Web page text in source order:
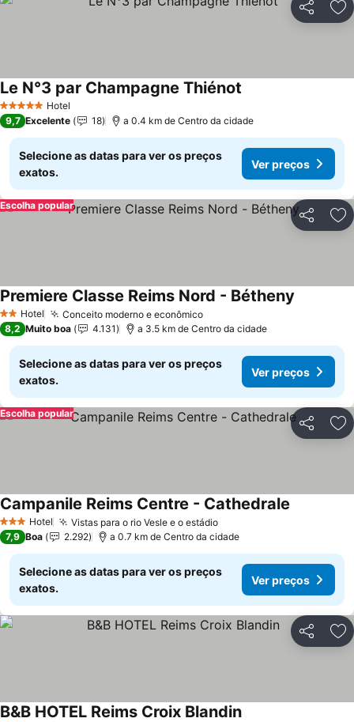
Partilhar
5 Estrelas Hotel
Le N°3 par Champagne Thiénot
9,7 Excelente 18 a 0.4 km de Centro da cidade
Selecione as datas para ver os preços
exatos.
Ver preços
Partilhar
Escolha popular
2 Estrelas
Hotel Conceito moderno e econômico
Premiere Classe Reims Nord - Bétheny
8,2 Muito boa 4.131 a 3.5 km de Centro da cidade
Selecione as datas para ver os preços
exatos.
Ver preços
Partilhar
Escolha popular
3 EstrelasHotel Vistas para o rio Vesle e o estádio
Campanile Reims Centre - Cathedrale
7,9 Boa 2.292 a 0.7 km de Centro da cidade
Selecione as datas para ver os preços
exatos.
Ver preços
Partilhar
B&B HOTEL Reims Croix Blandin